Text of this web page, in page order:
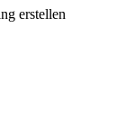
erstellen